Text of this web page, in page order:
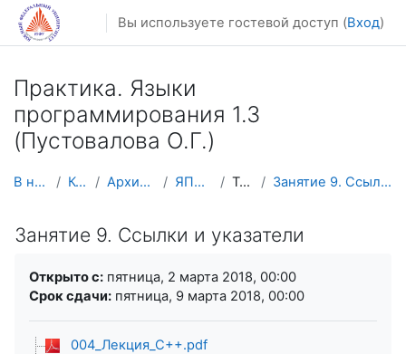
Перейти к основному содержанию
Вы используете гостевой доступ (Вход)
Практика. Языки
программирования 1.3
(Пустовалова О.Г.)
В начало Курсы Архив курсов ЯПП (С++) Тема 9 Занятие 9. Ссылки и указатели
Занятие 9. Ссылки и указатели
Открыто с: пятница, 2 марта 2018, 00:00
Срок сдачи: пятница, 9 марта 2018, 00:00
004_Лекция_С++.pdf